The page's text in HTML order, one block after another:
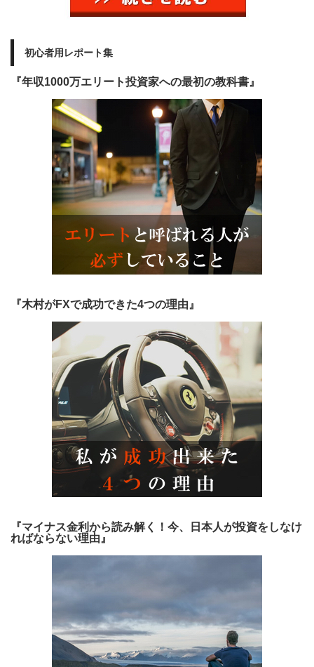
初心者用レポート集
『年収1000万エリート投資家への最初の教科書』
『木村がFXで成功できた4つの理由』
『マイナス金利から読み解く！今、日本人が投資をしなけ
ればならない理由』